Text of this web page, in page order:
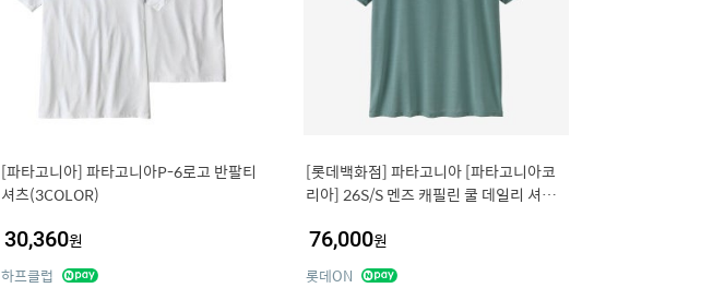
[파타고니아] 파타고니아P-6로고 반팔티
셔츠(3COLOR)
30,360원
하프클럽
[롯데백화점] 파타고니아 [파타고니아코
리아] 26S/S 멘즈 캐필린 쿨 데일리 셔츠-
42
76,000원
롯데ON